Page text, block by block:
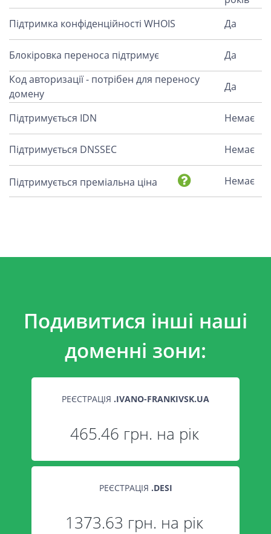
Підтримка конфіденційності WHOIS
Да
Блокіровка переноса підтримує
Да
Код авторизації - потрібен для переносу
домену
Да
Підтримується IDN Немає
Підтримується DNSSEC Немає
Підтримується преміальна ціна Немає
Подивитися інші наші
доменні зони:
РЕЄСТРАЦІЯ .IVANO-FRANKIVSK.UA
465.46 грн. на рік
РЕЄСТРАЦІЯ .DESI
1373.63 грн. на рік